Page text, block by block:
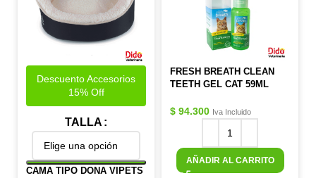
Descuento Accesorios
15% Off
TALLA
CAMA TIPO DONA VIPETS
FRESH BREATH CLEAN
TEETH GEL CAT 59ML
$ 94.300 Iva Incluido
AÑADIR AL CARRITO